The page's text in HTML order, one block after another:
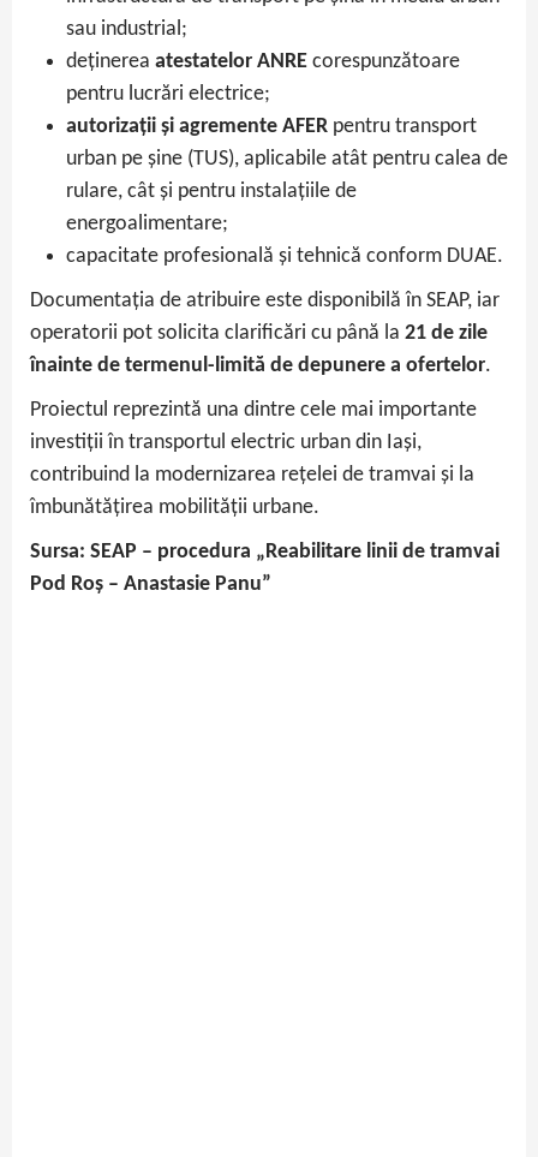
sau industrial;
deținerea atestatelor ANRE corespunzătoare
pentru lucrări electrice;
autorizații și agremente AFER pentru transport
urban pe șine (TUS), aplicabile atât pentru calea de
rulare, cât și pentru instalațiile de
energoalimentare;
capacitate profesională și tehnică conform DUAE.
Documentația de atribuire este disponibilă în SEAP, iar
operatorii pot solicita clarificări cu până la 21 de zile
înainte de termenul-limită de depunere a ofertelor.
Proiectul reprezintă una dintre cele mai importante
investiții în transportul electric urban din Iași,
contribuind la modernizarea rețelei de tramvai și la
îmbunătățirea mobilității urbane.
Sursa: SEAP – procedura „Reabilitare linii de tramvai
Pod Roș – Anastasie Panu”